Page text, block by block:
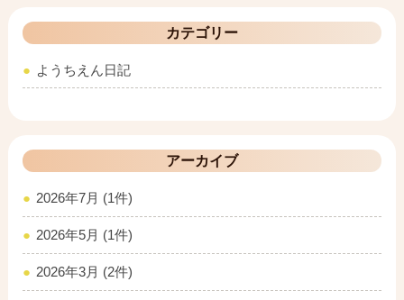
カテゴリー
ようちえん日記
アーカイブ
2026年7月 (1件)
2026年5月 (1件)
2026年3月 (2件)